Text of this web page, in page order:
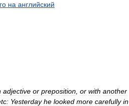
на английский
adjective or preposition or with another
Yesterday he looked more carefully in